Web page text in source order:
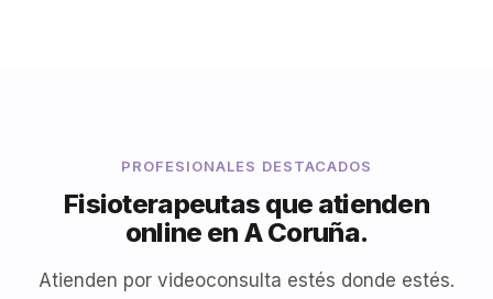
PROFESIONALES DESTACADOS
Fisioterapeutas que atienden
online en A Coruña.
Atienden por videoconsulta estés donde estés.